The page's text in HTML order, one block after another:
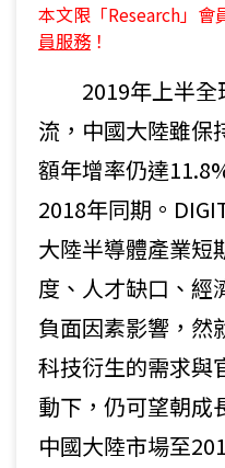
本文限「Research」會
員服務 ！
2019年上半全
流，中國大陸雖保
額年增率仍達
2018年同期。
大陸半導體產業短
度、人才缺口、經
負面因素影響，然
科技衍生的需求與
動下，仍可望朝
中國大陸市場至